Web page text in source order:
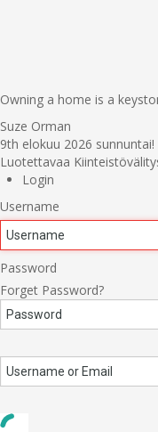
Owning a home is a
Suze Orman
9th elokuu 2026 sunnuntai!
Luotettavaa
Login
Username
Password
Forget Password?